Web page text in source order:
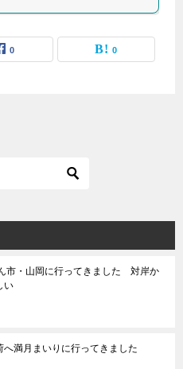
0 0
市・山岡に行ってきました 対岸か
い
へ満月まいりに行ってきました